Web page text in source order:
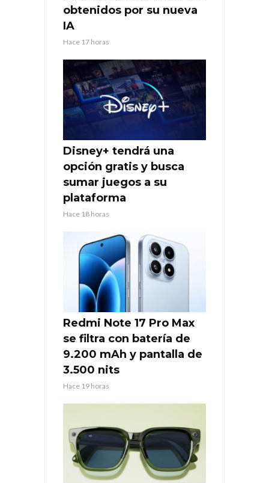
obtenidos por su nueva
IA
Hace 17 horas
Disney+ tendrá una
opción gratis y busca
sumar juegos a su
plataforma
Hace 18 horas
Redmi Note 17 Pro Max
se filtra con batería de
9.200 mAh y pantalla de
3.500 nits
Hace 19 horas